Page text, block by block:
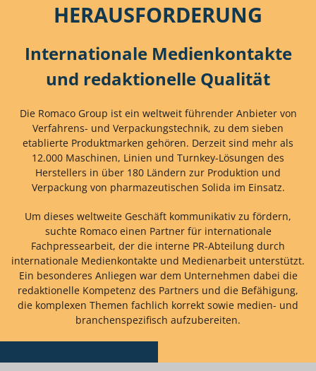
HERAUSFORDERUNG
Internationale Medienkontakte
und redaktionelle Qualität
Die Romaco Group ist ein weltweit führender Anbieter von
Verfahrens- und Verpackungstechnik, zu dem sieben
etablierte Produktmarken gehören. Derzeit sind mehr als
12.000 Maschinen, Linien und Turnkey-Lösungen des
Herstellers in über 180 Ländern zur Produktion und
Verpackung von pharmazeutischen Solida im Einsatz.
Um dieses weltweite Geschäft kommunikativ zu fördern,
suchte Romaco einen Partner für internationale
Fachpressearbeit, der die interne PR-Abteilung durch
internationale Medienkontakte und Medienarbeit unterstützt.
Ein besonderes Anliegen war dem Unternehmen dabei die
redaktionelle Kompetenz des Partners und die Befähigung,
die komplexen Themen fachlich korrekt sowie medien- und
branchenspezifisch aufzubereiten.